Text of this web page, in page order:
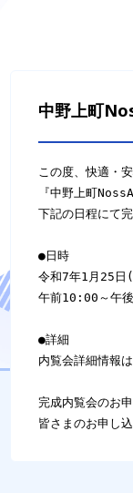
中野上町
この度、快適・
『中野上町
下記の日程にて
●日時
令和7年1月25日
午前10:00～午
●詳細
内覧会詳細情報は
完成内覧会のお申
皆さまのお申し